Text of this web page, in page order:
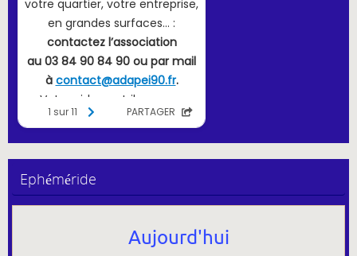
Ephéméride
Aujourd'hui